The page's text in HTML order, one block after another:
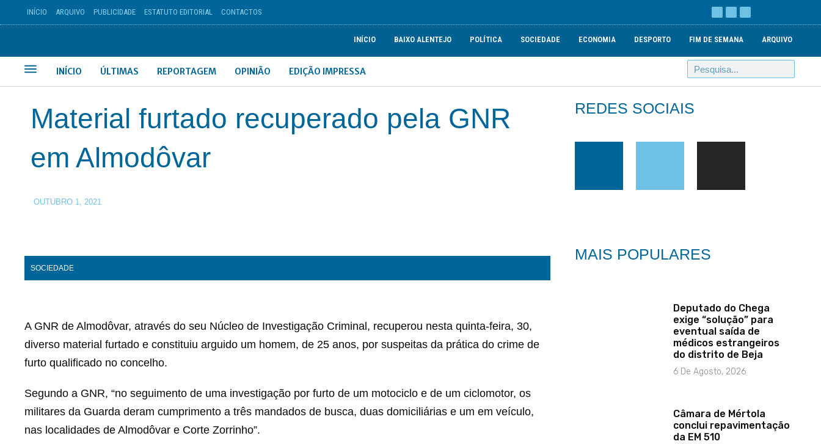
INÍCIO ARQUIVO PUBLICIDADE ESTATUTO EDITORIAL CONTACTOS
INÍCIO BAIXO ALENTEJO POLÍTICA SOCIEDADE ECONOMIA DESPORTO FIM DE SEMANA ARQUIVO
INÍCIO ÚLTIMAS REPORTAGEM OPINIÃO EDIÇÃO IMPRESSA
Material furtado recuperado pela GNR
em Almodôvar
OUTUBRO 1, 2021
SOCIEDADE
A GNR de Almodôvar, através do seu Núcleo de Investigação Criminal, recuperou nesta quinta-feira, 30,
diverso material furtado e constituiu arguido um homem, de 25 anos, por suspeitas da prática do crime de
furto qualificado no concelho.
Segundo a GNR, “no seguimento de uma investigação por furto de um motociclo e de um ciclomotor, os
militares da Guarda deram cumprimento a três mandados de busca, duas domiciliárias e um em veículo,
nas localidades de Almodôvar e Corte Zorrinho”.
REDES SOCIAIS
MAIS POPULARES
Deputado do Chega
exige “solução” para
eventual saída de
médicos estrangeiros
do distrito de Beja
6 De Agosto, 2026
Câmara de Mértola
conclui repavimentação
da EM 510